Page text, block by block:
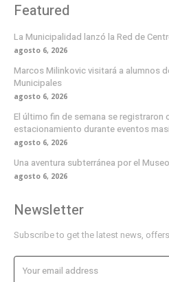
Featured
La Municipalidad lanzó la Red de
agosto 6, 2026
Marcos Milinkovic visitará a alumnos
Municipales
agosto 6, 2026
El último fin de semana se
estacionamiento durante eventos
agosto 6, 2026
Una aventura subterránea por el
agosto 6, 2026
Newsletter
Subscribe to get the latest news,